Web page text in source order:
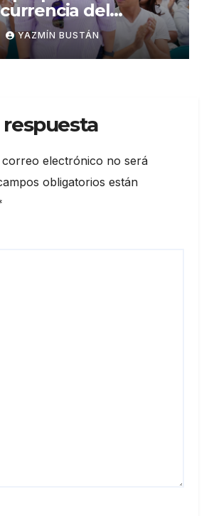
del
de El Niño:
Nacional capacita a
YAZMÍN BUSTÁN
correo electrónico no será
obligatorios están